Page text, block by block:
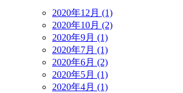
2020年12月 (1)
2020年10月 (2)
2020年9月 (1)
2020年7月 (1)
2020年6月 (2)
2020年5月 (1)
2020年4月 (1)